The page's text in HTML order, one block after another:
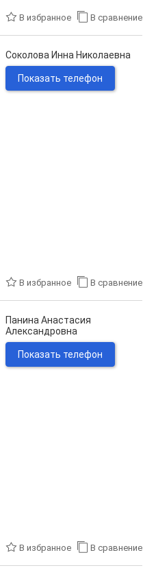
В избранное В сравнение
Соколова Инна Николаевна
Показать телефон
В избранное В сравнение
Панина Анастасия
Александровна
Показать телефон
В избранное В сравнение